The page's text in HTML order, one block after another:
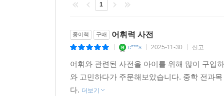
1
종이책 구매 어휘력 사전
c***s 2025-11-30 신고
어휘와 관련된 사전을 아이를 위해 많이 구입
와 고민하다가 주문해보았습니다. 중학 전과
다. 더보기